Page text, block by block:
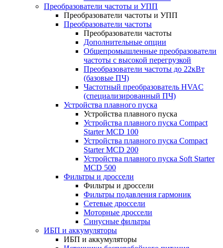
Преобразователи частоты и УПП
Преобразователи частоты и УПП
Преобразователи частоты
Преобразователи частоты
Дополнительные опции
Общепромышленные преобразователи
частоты с высокой перегрузкой
Преобразователи частоты до 22кВт
(базовые ПЧ)
Частотный преобразователь HVAC
(специализированный ПЧ)
Устройства плавного пуска
Устройства плавного пуска
Устройства плавного пуска Compact
Starter MCD 100
Устройства плавного пуска Compact
Starter MCD 200
Устройства плавного пуска Soft Starter
MCD 500
Фильтры и дроссели
Фильтры и дроссели
Фильтры подавления гармоник
Сетевые дроссели
Моторные дроссели
Синусные фильтры
ИБП и аккумуляторы
ИБП и аккумуляторы